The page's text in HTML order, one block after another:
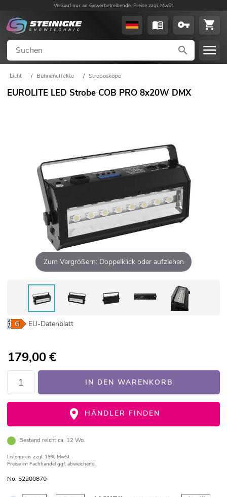
Verkauf nur an Gewerbetreibende. Preise zzgl. MwSt.
Licht / Bühneneffekte / Stroboskope
EUROLITE LED Strobe COB PRO 8x20W DMX
Zum Vergrößern: Doppelklick oder aufziehen
EU-Datenblatt
179,00€
IN DEN WARENKORB
HÄNDLER FINDEN
Bestand reicht ca. 12 Wo.
Listenpreis zzgl. 19% MwSt.
Preise im Fachhandel ggf. abweichend.
No. 52200870